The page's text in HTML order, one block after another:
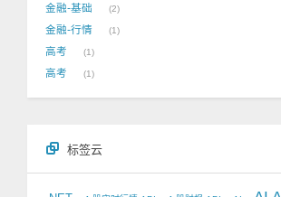
金融-基础 2
金融-行情 1
高考 1
高考 1
标签云